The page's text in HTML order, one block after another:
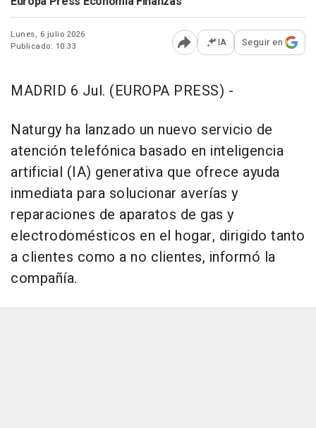
Lunes, 6 julio 2026
Publicado: 10:33
Abrir opciones para
IA Seguir en
MADRID 6 Jul. (EUROPA PRESS) -
Naturgy ha lanzado un nuevo servicio de
atención telefónica basado en inteligencia
artificial (IA) generativa que ofrece ayuda
inmediata para solucionar averías y
reparaciones de aparatos de gas y
electrodomésticos en el hogar, dirigido tanto
a clientes como a no clientes, informó la
compañía.